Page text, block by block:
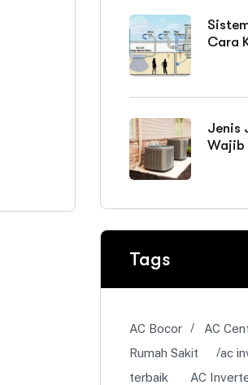
Cara
Jenis
Wajib
Tags
AC Bocor AC
Rumah Sakit
ac
terbaik
AC